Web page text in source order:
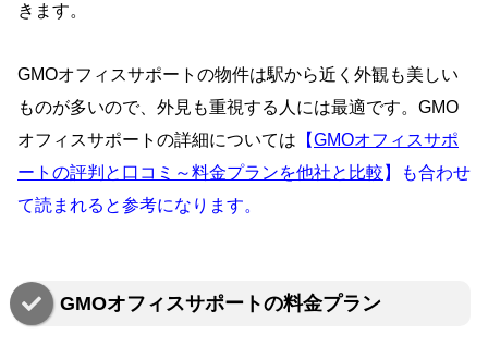
きます。
GMOオフィスサポートの物件は駅から近く外観も美しい
ものが多いので、外見も重視する人には最適です。GMO
オフィスサポートの詳細については 【GMOオフィスサポ
ートの評判と口コミ～料金プランを他社と比較 】も合わせ
て読まれると参考になります。
GMOオフィスサポートの料金プラン